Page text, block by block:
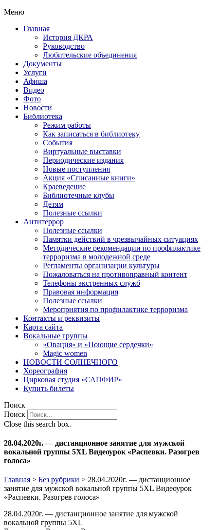
Меню
Главная
История ДКРА
Руководство
Любительские объединения
Документы
Услуги
Афиша
Видео
Фото
Новости
Библиотека
Режим работы
Как записаться в библиотеку
События
Виртуальные выставки
Периодические издания
Новые поступления
Акция «Списанные книги»
Краеведение
Библиотечные клубы
Детям
Полезные ссылки
Антитеррор
Полезные ссылки
Памятки действий в чрезвычайных ситуациях
Методические рекомендации по профилактике
терроризма в молодежной среде
Регламенты организации культуры
Пожаловаться на противоправный контент
Телефоны экстренных служб
Правовая информация
Полезные ссылки
Мероприятия по профилактике терроризма
Контакты и реквизиты
Карта сайта
Вокальные группы
«Овация» и «Поющие сердечки»
Magic women
НОВОСТИ СОЛНЕЧНОГО
Хореография
Цирковая студия «САПФИР»
Купить билеты
Поиск
Поиск
Close this search box.
28.04.2020г. — дистанционное занятие для мужской
вокальной группы 5XL Видеоурок «Распевки. Разогрев
голоса»
Главная > Без рубрики > 28.04.2020г. — дистанционное
занятие для мужской вокальной группы 5XL Видеоурок
«Распевки. Разогрев голоса»
28.04.2020г. — дистанционное занятие для мужской
вокальной группы 5XL